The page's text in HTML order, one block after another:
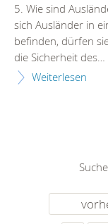
5. Wie sind
sich Ausländer in
befinden, dürfen
die Sicherheit des…
Weiterlesen